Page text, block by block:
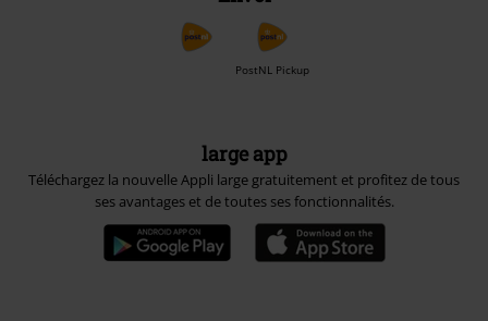
PostNL Pickup
large app
Téléchargez la nouvelle Appli large gratuitement et profitez de tous
ses avantages et de toutes ses fonctionnalités.